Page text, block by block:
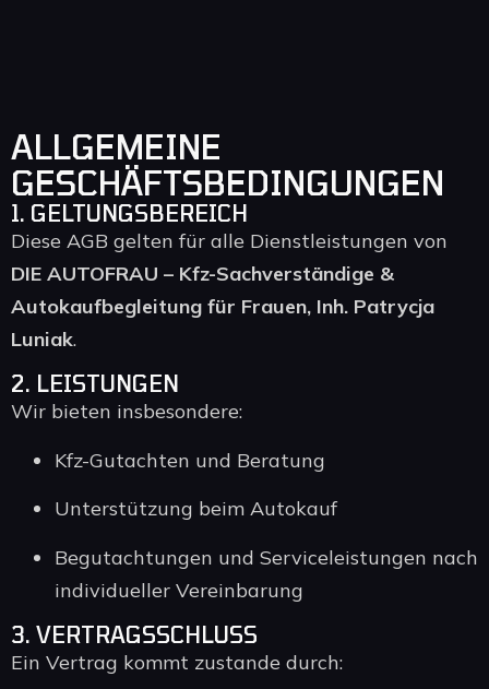
ALLGEMEINE
GESCHÄFTSBEDINGUNGEN
1. GELTUNGSBEREICH
Diese AGB gelten für alle Dienstleistungen von
DIE AUTOFRAU – Kfz-Sachverständige &
Autokaufbegleitung für Frauen, Inh. Patrycja
Luniak.
2. LEISTUNGEN
Wir bieten insbesondere:
Kfz-Gutachten und Beratung
Unterstützung beim Autokauf
Begutachtungen und Serviceleistungen nach
individueller Vereinbarung
3. VERTRAGSSCHLUSS
Ein Vertrag kommt zustande durch: